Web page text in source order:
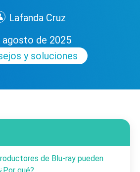
Lafanda Cruz
agosto de 2025
y soluciones
de Blu-ray pueden